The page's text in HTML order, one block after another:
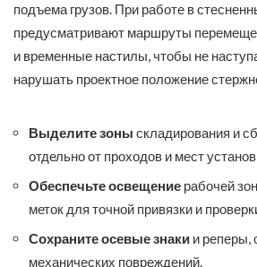
подъема грузов. При работе в
предусматривают маршруты
и временные настилы, чтобы не
нарушать проектное положение
Выделите зоны складирования и
отдельно от проходов и мест
Обеспечьте освещение рабочей
меток для точной привязки и
Сохраните осевые знаки и реперы,
механических повреждений.